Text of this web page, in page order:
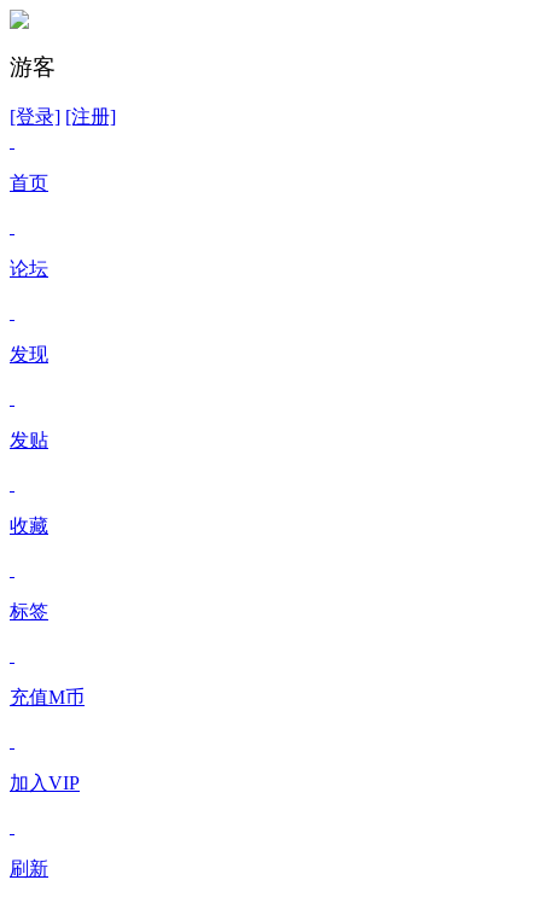
游客
[登录] [注册]
首页
论坛
发现
发贴
收藏
标签
充值M币
加入VIP
刷新